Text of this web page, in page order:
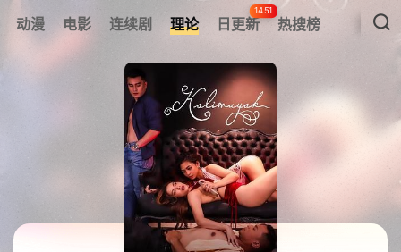
动漫 电影 连续剧 理论 日更新
1451
热搜榜